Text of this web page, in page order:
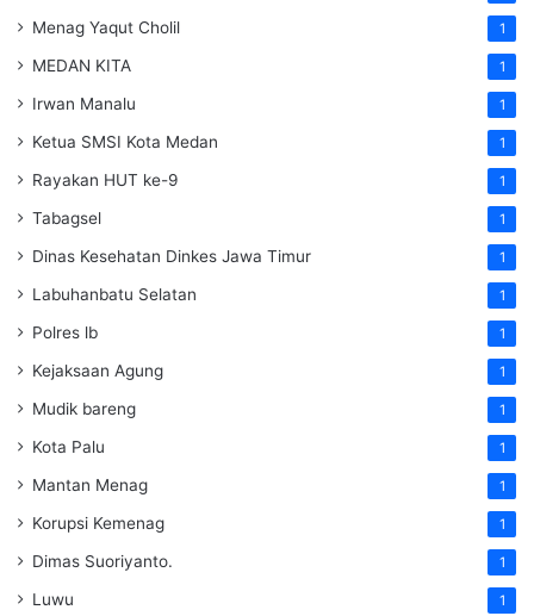
Menag Yaqut Cholil 1
MEDAN KITA 1
Irwan Manalu 1
Ketua SMSI Kota Medan 1
Rayakan HUT ke-9 1
Tabagsel 1
Dinas Kesehatan Dinkes Jawa Timur 1
Labuhanbatu Selatan 1
Polres lb 1
Kejaksaan Agung 1
Mudik bareng 1
Kota Palu 1
Mantan Menag 1
Korupsi Kemenag 1
Dimas Suoriyanto. 1
Luwu 1